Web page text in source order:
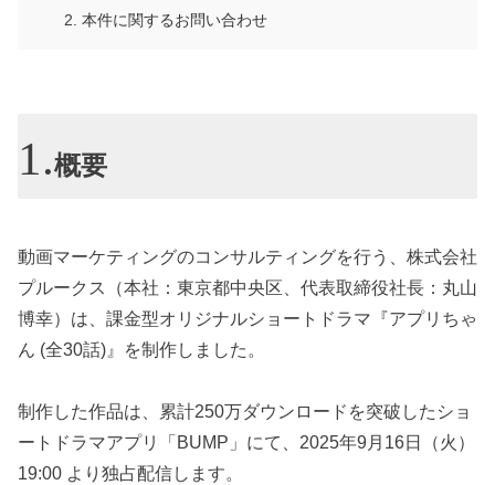
本件に関するお問い合わせ
概要
動画マーケティングのコンサルティングを行う、株式会社
プルークス（本社：東京都中央区、代表取締役社長：丸山
博幸）は、課金型オリジナルショートドラマ『アプリちゃ
ん (全30話)』を制作しました。
制作した作品は、累計250万ダウンロードを突破したショ
ートドラマアプリ「BUMP」にて、2025年9月16日（火）
19:00 より独占配信します。